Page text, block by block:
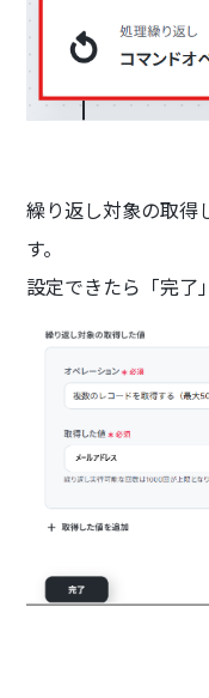
繰り返し対象の取得
す。
設定できたら「完了